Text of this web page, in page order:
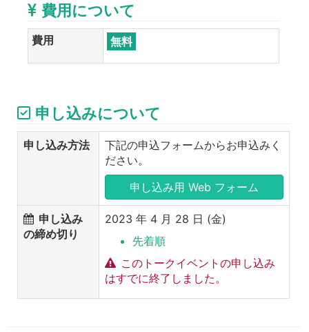
費用について
費用 無料
申し込みについて
申し込み方法
下記の申込フォームからお申込みく
ださい。
申し込み用 Web フォーム
申し込み
の締め切り
2023 年 4 月 28 日 (金)
先着順
このトークイベントの申し込み
はすでに終了しました。